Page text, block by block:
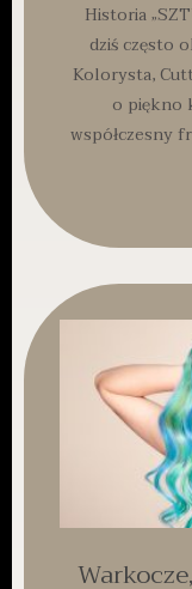
Historia
dziś często
Kolorysta,
o piękno
współczesny